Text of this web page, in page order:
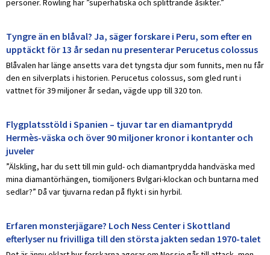
personer. Rowling har ”superhatiska och splittrande åsikter.”
Tyngre än en blåval? Ja, säger forskare i Peru, som efter en
upptäckt för 13 år sedan nu presenterar Perucetus colossus
Blåvalen har länge ansetts vara det tyngsta djur som funnits, men nu får
den en silverplats i historien. Perucetus colossus, som gled runt i
vattnet för 39 miljoner år sedan, vägde upp till 320 ton.
Flygplatsstöld i Spanien – tjuvar tar en diamantprydd
Hermès-väska och över 90 miljoner kronor i kontanter och
juveler
”Älskling, har du sett till min guld- och diamantprydda handväska med
mina diamantörhängen, tiomiljoners Bvlgari-klockan och buntarna med
sedlar?” Då var tjuvarna redan på flykt i sin hyrbil.
Erfaren monsterjägare? Loch Ness Center i Skottland
efterlyser nu frivilliga till den största jakten sedan 1970-talet